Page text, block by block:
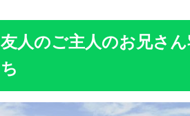
友人のご主人のお兄さ
ち